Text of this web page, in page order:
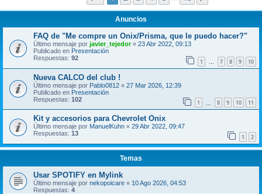
Anuncios
FAQ de "Me compre un Onix/Prisma, que le puedo hacer?"
Último mensaje por javier_tejedor« 23 Abr 2022, 09:13
Publicado en Presentación
Respuestas: 92 1 … 7 8 9 10
Nueva CALCO del club !
Último mensaje por Pablo0812 « 27 Mar 2026, 12:39
Publicado en Presentación
Respuestas: 102 1 8 9 10 11
Kit y accesorios para Chevrolet Onix
Último mensaje por ManuelKuhn « 29 Abr 2022, 09:47
Respuestas: 13 1 2
Temas
Usar SPOTIFY en Mylink
Último mensaje por nekopoicare « 10 Ago 2026, 04:53
Respuestas: 4